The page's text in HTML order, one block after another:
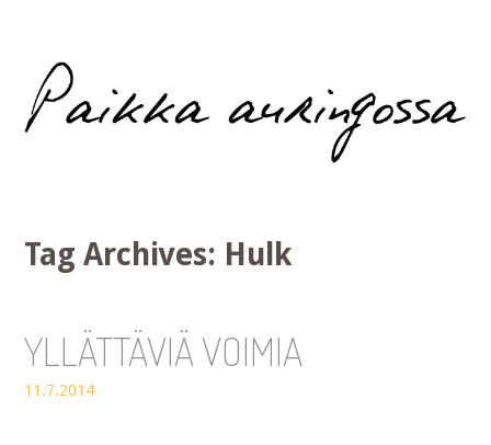
Paikka auringossa
Tag Archives: Hulk
YLLÄTTÄVIÄ VOIMIA
11.7.2014